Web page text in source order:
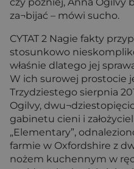
za¬bijać – mówi sucho.
CYTAT 2 Nagie fakty
stosunkowo
właśnie dlatego jej
W ich surowej prostocie
Trzydziestego sierpnia
Ogilvy,
gabinetu cieni i
„Elementary”,
farmie w Oxfordshire z
nożem kuchennym w